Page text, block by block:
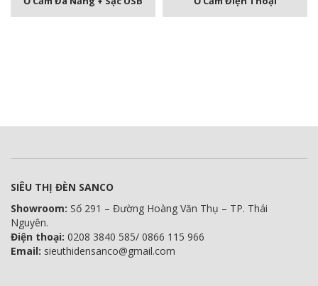
SIÊU THỊ ĐÈN SANCO
Showroom: Số 291 – Đường Hoàng Văn Thụ – TP. Thái
Nguyên.
Điện thoại: 0208 3840 585/ 0866 115 966
Email: sieuthidensanco@gmail.com